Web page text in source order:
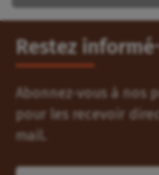
Restez
Abonnez-vous à nos
pour les recevoir
mail.